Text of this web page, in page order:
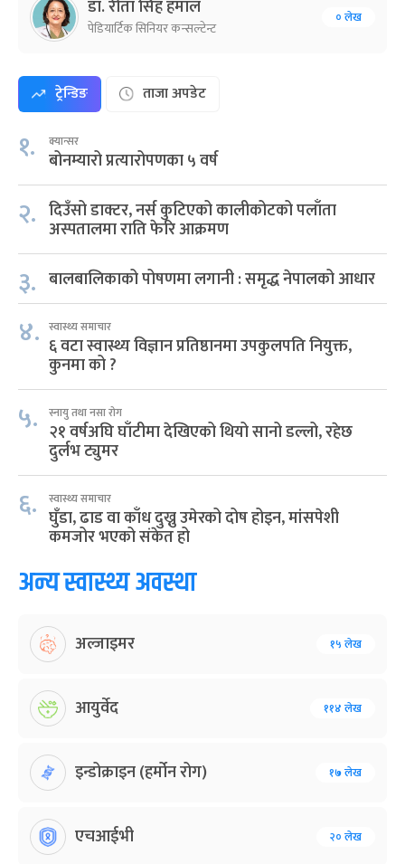
डा. रीता सिंह हमाल
पेडियार्टिक सिनियर कन्सल्टेन्ट
० लेख
ट्रेन्डिङ ताजा अपडेट
१. क्यान्सर
बोनम्यारो प्रत्यारोपणका ५ वर्ष
२. दिउँसो डाक्टर, नर्स कुटिएको कालीकोटको पलाँता
अस्पतालमा राति फेरि आक्रमण
३. बालबालिकाको पोषणमा लगानी : समृद्ध नेपालको आधार
४. स्वास्थ्य समाचार
६ वटा स्वास्थ्य विज्ञान प्रतिष्ठानमा उपकुलपति नियुक्त,
कुनमा को ?
५. स्नायु तथा नसा रोग
२१ वर्षअघि घाँटीमा देखिएको थियो सानो डल्लो, रहेछ
दुर्लभ ट्युमर
६. स्वास्थ्य समाचार
घुँडा, ढाड वा काँध दुख्नु उमेरको दोष होइन, मांसपेशी
कमजोर भएको संकेत हो
अन्य स्वास्थ्य अवस्था
अल्जाइमर १५ लेख
आयुर्वेद ११४ लेख
इन्डोक्राइन (हर्मोन रोग) १७ लेख
एचआईभी २० लेख